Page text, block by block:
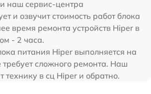
наш сервис-центра
и озвучит стоимость работ блока
время ремонта устройств Hiper в
- 2 часа.
питания Hiper выполняется на
требует сложного ремонта. Наш
технику в сц Hiper и обратно.